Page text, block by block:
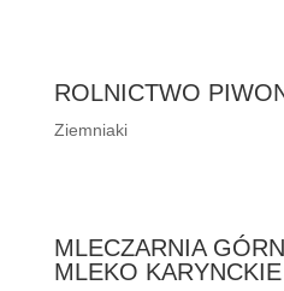
ROLNICTWO
Ziemniaki
MLECZARNIA
MLEKO KARYNCKIE